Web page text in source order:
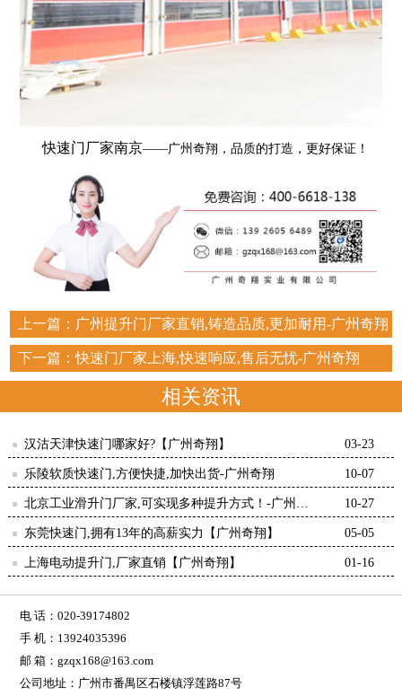
快速门厂家南京——广州奇翔，品质的打造，更好保证！
上一篇： 广州提升门厂家直销,铸造品质,更加耐用-广州奇翔
下一篇：快速门厂家上海,快速响应,售后无忧-广州奇翔
相关资讯
汉沽天津快速门哪家好?【广州奇翔】 03-23
乐陵软质快速门,方便快捷,加快出货-广州奇翔 10-07
北京工业滑升门厂家,可实现多种提升方式！-广州奇
翔
10-27
东莞快速门,拥有13年的高薪实力【广州奇翔】 05-05
上海电动提升门,厂家直销【广州奇翔】 01-16
电 话：020-39174802
手 机：13924035396
邮 箱：gzqx168@163.com
公司地址：广州市番禺区石楼镇浮莲路87号